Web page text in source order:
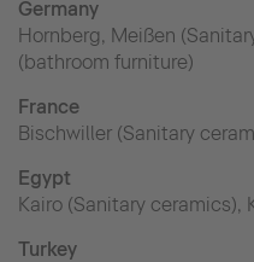
Germany
Hornberg, Meißen
(bathroom furniture)
France
Bischwiller (Sanitary
Egypt
Kairo (Sanitary ceramics),
Turkey